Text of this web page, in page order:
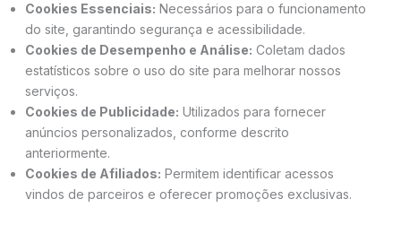
Cookies Essenciais: Necessários para o funcionamento
do site, garantindo segurança e acessibilidade.
Cookies de Desempenho e Análise: Coletam dados
estatísticos sobre o uso do site para melhorar nossos
serviços.
Cookies de Publicidade: Utilizados para fornecer
anúncios personalizados, conforme descrito
anteriormente.
Cookies de Afiliados: Permitem identificar acessos
vindos de parceiros e oferecer promoções exclusivas.